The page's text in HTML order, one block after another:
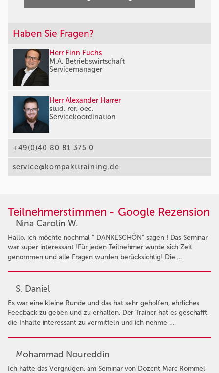
Haben Sie Fragen?
Herr Finn Fuchs
M.A. Betriebswirtschaft
Servicemanager
Herr Alexander Harrer
stud. rer. oec.
Servicekoordination
+49(0)40 80 81 375 0
service@kompakttraining.de
Teilnehmerstimmen - Google Rezension
Nina Carolin W.
Hallo, ich möchte nochmal " DANKESCHÖN" sagen ! Das Seminar
war super interessant !Für jeden Teilnehmer wurde sich Zeit
genommen und alle Fragen wurden berücksichtig! Die …
S. Daniel
Es war eine kleine Runde und das hat sehr geholfen, ehrliches
Feedback zu geben und zu erhalten. Der Trainer hat es geschafft,
die Inhalte interessant zu vermitteln und ich nehme …
Mohammad Noureddin
Ich hatte das Vergnügen, am Seminar von Dozent Marc Rommel